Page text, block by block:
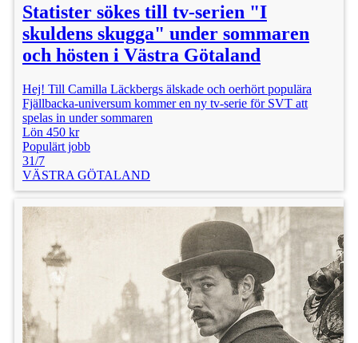
Statister sökes till tv-serien "I
skuldens skugga" under sommaren
och hösten i Västra Götaland
Hej! Till Camilla Läckbergs älskade och oerhört populära
Fjällbacka-universum kommer en ny tv-serie för SVT att
spelas in under sommaren
Lön 450 kr
Populärt jobb
31/7
VÄSTRA GÖTALAND